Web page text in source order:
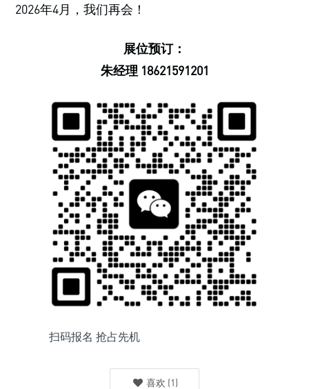
2026年4月，我们再会！
展位预订：
朱经理 18621591201
扫码报名 抢占先机
喜欢 (1)